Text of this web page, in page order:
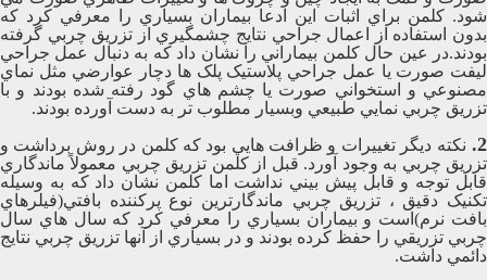
شود. کلمن براي اثبات اين ادعا بيماران بسياري را معرفي کرد که
بدون استفاده از اعمال جراحي نتايج چشمگيري از تزريق چربي گرفته
بودند.در عين حال کلمن بيماراني را نشان داد که به دنبال عمل جراحي
ليفت صورت يا عمل جراحي پلاستيک پلک ها دچار عوارضي مثل نماي
مصنوعي و استخواني صورت يا چشم هاي گود رفته شده بودند و با
تزريق چربي نمايي طبيعي وبسيار مطلوب تر به دست آورده بودند.
2.
نکته ديگر تغييرات و ظرافت هايي بود که کلمن در روش برداشت و
تزريق چربي به وجود آورد. قبل از کلمن تزريق چربي معمولاً ماندگاري
قابل توجه و قابل پيش بيني نداشت اما کلمن نشان داد که به وسيله
تکنيک دقيق ، تزريق چربي ماندگارترين نوع پرکننده بافتي(فيلرهاي
بافت نرم)است و بيماران بسياري را معرفي کرد که سال هاي سال
چربي تزريقي را حفظ کرده بودند و در بسياري از آنها تزريق چربي نتايج
دائمي داشت.